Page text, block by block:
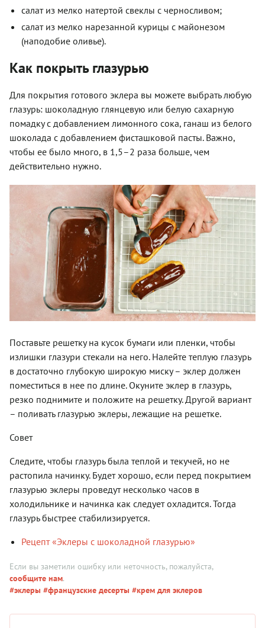
салат из мелко натертой свеклы с черносливом;
салат из мелко нарезанной курицы с майонезом
(наподобие оливье).
Как покрыть глазурью
Для покрытия готового эклера вы можете выбрать любую
глазурь: шоколадную глянцевую или белую сахарную
помадку с добавлением лимонного сока, ганаш из белого
шоколада с добавлением фисташковой пасты. Важно,
чтобы ее было много, в 1,5–2 раза больше, чем
действительно нужно.
Поставьте решетку на кусок бумаги или пленки, чтобы
излишки глазури стекали на него. Налейте теплую глазурь
в достаточно глубокую широкую миску – эклер должен
поместиться в нее по длине. Окуните эклер в глазурь,
резко поднимите и положите на решетку. Другой вариант
– поливать глазурью эклеры, лежащие на решетке.
Совет
Следите, чтобы глазурь была теплой и текучей, но не
растопила начинку. Будет хорошо, если перед покрытием
глазурью эклеры проведут несколько часов в
холодильнике и начинка как следует охладится. Тогда
глазурь быстрее стабилизируется.
Рецепт «Эклеры с шоколадной глазурью»
Если вы заметили ошибку или неточность, пожалуйста,
сообщите нам.
#эклеры #французские десерты #крем для эклеров